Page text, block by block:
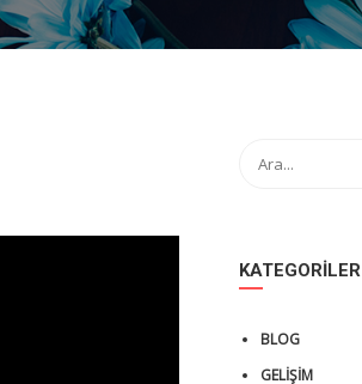
KATEGORILER
BLOG
GELIŞIM